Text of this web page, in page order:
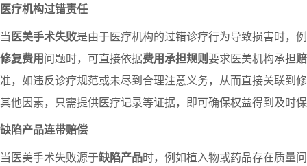
医疗机构过错责任
当医美手术失败是由于医疗机构的过错诊疗行为导致损害时，
修复费用问题时，可直接依据费用承担规则要求医美机构承担
准，如违反诊疗规范或未尽到合理注意义务，从而直接关联到
其他因素，只需提供医疗记录等证据，即可确保权益得到及时
缺陷产品连带赔偿
当医美手术失败源于缺陷产品时，例如植入物或药品存在质量